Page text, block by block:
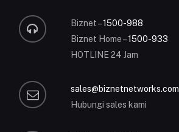
Biznet –1500-988
Biznet Home –1500-933
HOTLINE 24 Jam
sales@biznetnetworks.com
Hubungi sales kami